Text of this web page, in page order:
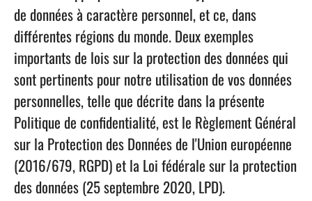
de données à caractère personnel, et ce, dans
différentes régions du monde. Deux exemples
importants de lois sur la protection des données qui
sont pertinents pour notre utilisation de vos données
personnelles, telle que décrite dans la présente
Politique de confidentialité, est le Règlement Général
sur la Protection des Données de l'Union européenne
(2016/679, RGPD) et la Loi fédérale sur la protection
des données (25 septembre 2020, LPD).